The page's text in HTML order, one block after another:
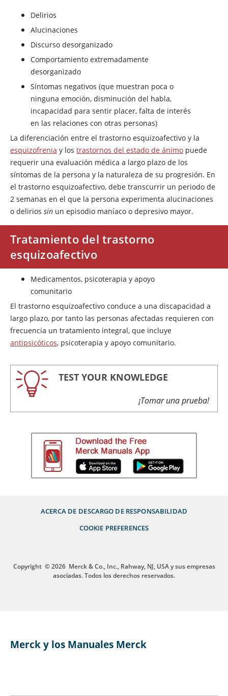
Delirios
Alucinaciones
Discurso desorganizado
Comportamiento extremadamente
desorganizado
Síntomas negativos (que muestran poca o
ninguna emoción, disminución del habla,
incapacidad para sentir placer, falta de interés
en las relaciones con otras personas)
La diferenciación entre el trastorno esquizoafectivo y la
esquizofrenia y los trastornos del estado de ánimo puede
requerir una evaluación médica a largo plazo de los
síntomas de la persona y la naturaleza de su progresión. En
el trastorno esquizoafectivo, debe transcurrir un periodo de
2 semanas en el que la persona experimenta alucinaciones
o delirios sin un episodio maníaco o depresivo mayor.
Tratamiento del trastorno
esquizoafectivo
Medicamentos, psicoterapia y apoyo
comunitario
El trastorno esquizoafectivo conduce a una discapacidad a
largo plazo, por tanto las personas afectadas requieren con
frecuencia un tratamiento integral, que incluye
antipsicóticos, psicoterapia y apoyo comunitario.
TEST YOUR KNOWLEDGE
¡Tomar una prueba!
ACERCA DE DESCARGO DE RESPONSABILIDAD
COOKIE PREFERENCES
Copyright © 2026 Merck & Co., Inc., Rahway, NJ, USA y sus empresas
asociadas. Todos los derechos reservados.
Merck y los Manuales Merck